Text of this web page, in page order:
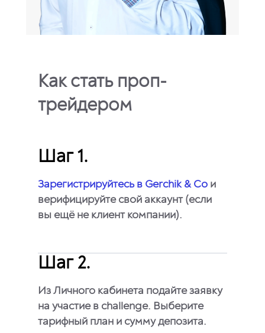
Как стать проп-
трейдером
Шаг 1.
Зарегистрируйтесь в Gerchik & Co и
верифицируйте свой аккаунт (если
вы ещё не клиент компании).
Шаг 2.
Из Личного кабинета подайте заявку
на участие в challenge. Выберите
тарифный план и сумму депозита.